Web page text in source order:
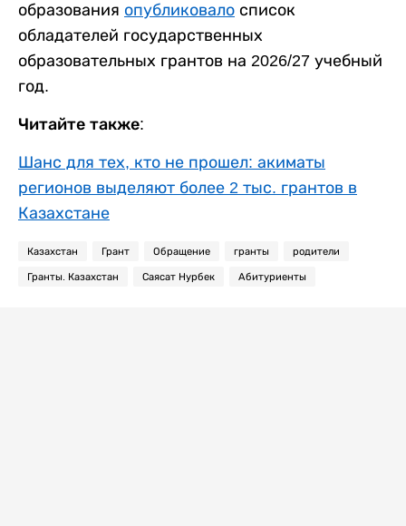
образования опубликовало список
обладателей государственных
образовательных грантов на 2026/27 учебный
год.
Читайте также:
Шанс для тех, кто не прошел: акиматы
регионов выделяют более 2 тыс. грантов в
Казахстане
Казахстан Грант Обращение гранты родители
Гранты. Казахстан Саясат Нурбек Абитуриенты